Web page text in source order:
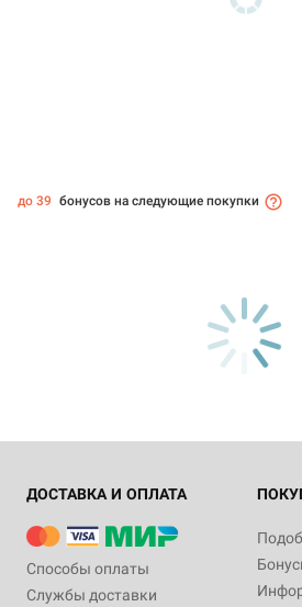
до 39 бонусов на следующие покупки
ДОСТАВКА И ОПЛАТА
Способы оплаты
Службы доставки